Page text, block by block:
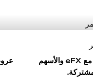
ابدأ رحلتك الاستثمارية مع eFX والأسهم